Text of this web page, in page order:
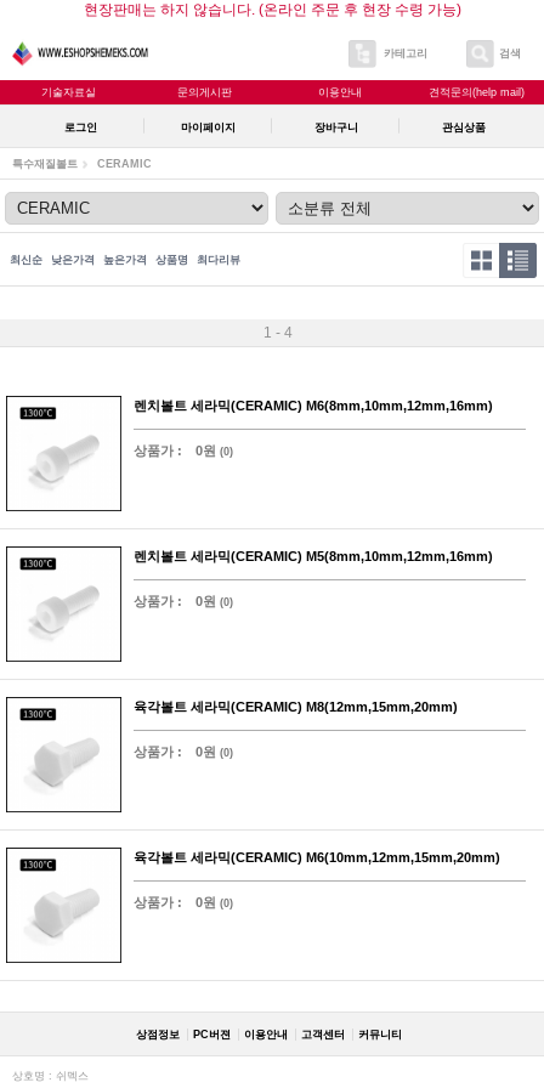
현장판매는 하지 않습니다. (온라인 주문 후 현장 수령 가능)
카테고리 검색
기술자료실 문의게시판 이용안내 견적문의(help mail)
로그인 마이페이지 장바구니 관심상품
특수재질볼트 CERAMIC
최신순 낮은가격 높은가격 상품명 최다리뷰
1 - 4
렌치볼트 세라믹(CERAMIC) M6(8mm,10mm,12mm,16mm)
상품가 : 0원 (0)
렌치볼트 세라믹(CERAMIC) M5(8mm,10mm,12mm,16mm)
상품가 : 0원 (0)
육각볼트 세라믹(CERAMIC) M8(12mm,15mm,20mm)
상품가 : 0원 (0)
육각볼트 세라믹(CERAMIC) M6(10mm,12mm,15mm,20mm)
상품가 : 0원 (0)
상점정보 PC버젼 이용안내 고객센터 커뮤니티
상호명 : 쉬멕스